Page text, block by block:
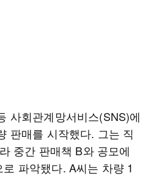
사회관계망서비스(SNS)에
판매를 시작했다. 그는 직
중간 판매책 B와 공모에
파악됐다. A씨는 차량 1